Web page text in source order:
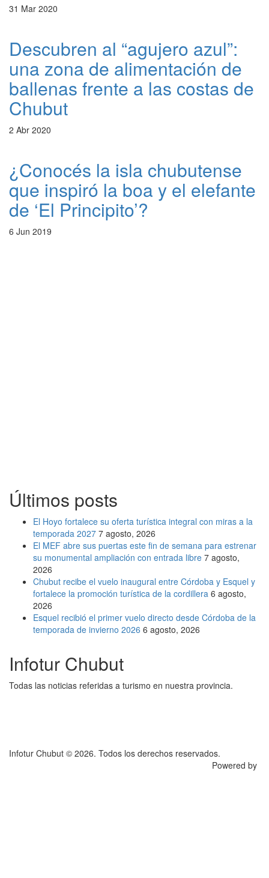
31 Mar 2020
Descubren al “agujero azul”:
una zona de alimentación de
ballenas frente a las costas de
Chubut
2 Abr 2020
¿Conocés la isla chubutense
que inspiró la boa y el elefante
de ‘El Principito’?
6 Jun 2019
Últimos posts
El Hoyo fortalece su oferta turística integral con miras a la
temporada 2027 7 agosto, 2026
El MEF abre sus puertas este fin de semana para estrenar
su monumental ampliación con entrada libre 7 agosto,
2026
Chubut recibe el vuelo inaugural entre Córdoba y Esquel y
fortalece la promoción turística de la cordillera 6 agosto,
2026
Esquel recibió el primer vuelo directo desde Córdoba de la
temporada de invierno 2026 6 agosto, 2026
Infotur Chubut
Todas las noticias referidas a turismo en nuestra provincia.
Infotur Chubut © 2026. Todos los derechos reservados.
Powered by